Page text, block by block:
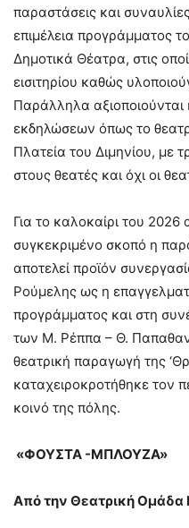
παραστάσεις και
επιμέλεια προγράμματος
Δημοτικά Θέατρα, στις
εισιτηρίου καθώς
Παράλληλα αξιοποιούνται
εκδηλώσεων όπως το
Πλατεία του Διμηνίου, με
στους θεατές και όχι οι
Για το καλοκαίρι του 2026
συγκεκριμένο σκοπό η
αποτελεί προϊόν
Ρούμελης ως η
προγράμματος και στη
των Μ. Ρέππα – Θ.
θεατρική παραγωγή της
καταχειροκροτήθηκε τον
κοινό της πόλης.
«ΦΟΥΣΤΑ -ΜΠΛΟΥΖΑ»
Από την Θεατρική Ομάδα